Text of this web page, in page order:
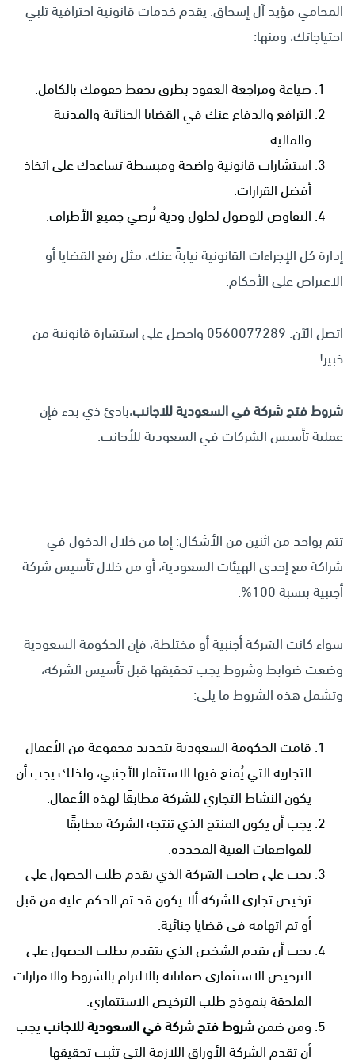
المحامي مؤيد آل إسحاق. يقدم خدمات قانونية احترافية تلبي
احتياجاتك، ومنها:
صياغة ومراجعة العقود بطرق تحفظ حقوقك بالكامل.
الترافع والدفاع عنك في القضايا الجنائية والمدنية
والمالية.
استشارات قانونية واضحة ومبسطة تساعدك على اتخاذ
أفضل القرارات.
التفاوض للوصول لحلول ودية تُرضي جميع الأطراف.
إدارة كل الإجراءات القانونية نيابةً عنك، مثل رفع القضايا أو
الاعتراض على الأحكام.
اتصل الآن: 0560077289 واحصل على استشارة قانونية من
خبير!
شروط فتح شركة في السعودية للاجانب،بادئ ذي بدء فإن
عملية تأسيس الشركات في السعودية للأجانب.
تتم بواحد من اثنين من الأشكال: إما من خلال الدخول في
شراكة مع إحدى الهيئات السعودية، أو من خلال تأسيس شركة
أجنبية بنسبة 100%.
سواء كانت الشركة أجنبية أو مختلطة، فإن الحكومة السعودية
وضعت ضوابط وشروط يجب تحقيقها قبل تأسيس الشركة،
وتشمل هذه الشروط ما يلي:
قامت الحكومة السعودية بتحديد مجموعة من الأعمال
التجارية التي يُمنع فيها الاستثمار الأجنبي، ولذلك يجب أن
يكون النشاط التجاري للشركة مطابقًا لهذه الأعمال.
يجب أن يكون المنتج الذي تنتجه الشركة مطابقًا
للمواصفات الفنية المحددة.
يجب على صاحب الشركة الذي يقدم طلب الحصول على
ترخيص تجاري للشركة ألا يكون قد تم الحكم عليه من قبل
أو تم اتهامه في قضايا جنائية.
يجب أن يقدم الشخص الذي يتقدم بطلب الحصول على
الترخيص الاستثماري ضماناته بالالتزام بالشروط والاقرارات
الملحقة بنموذج طلب الترخيص الاستثماري.
ومن ضمنشروط فتح شركة في السعودية للاجانب يجب
أن تقدم الشركة الأوراق اللازمة التي تثبت تحقيقها